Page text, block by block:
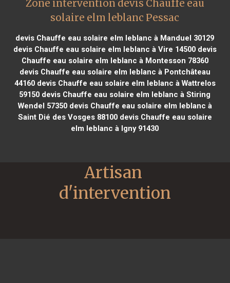
Zone intervention devis Chauffe eau
solaire elm leblanc Pessac
devis Chauffe eau solaire elm leblanc à Manduel 30129
devis Chauffe eau solaire elm leblanc à Vire 14500devis
Chauffe eau solaire elm leblanc à Montesson 78360
devis Chauffe eau solaire elm leblanc à Pontchâteau
44160devis Chauffe eau solaire elm leblanc à Wattrelos
59150 devis Chauffe eau solaire elm leblanc à Stiring
Wendel 57350devis Chauffe eau solaire elm leblanc à
Saint Dié des Vosges 88100devis Chauffe eau solaire
elm leblanc à Igny 91430
Artisan
d'intervention